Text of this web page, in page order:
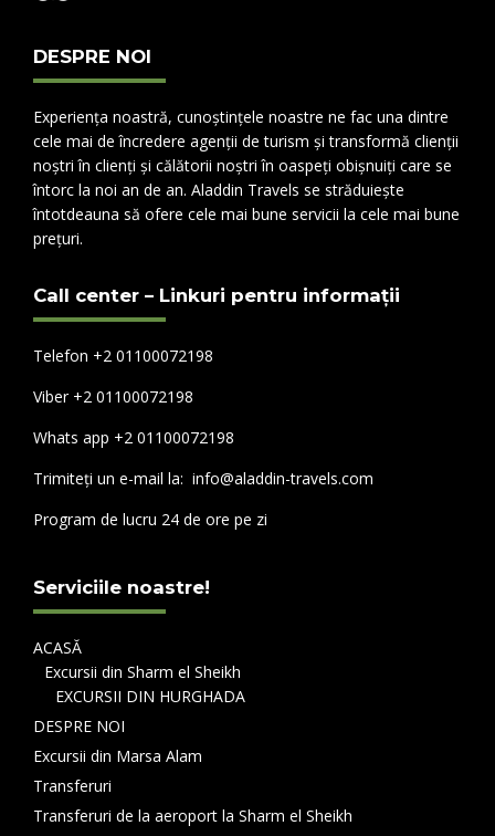
DESPRE NOI
Experiența noastră, cunoștințele noastre ne fac una dintre
cele mai de încredere agenții de turism și transformă clienții
noștri în clienți și călătorii noștri în oaspeți obișnuiți care se
întorc la noi an de an. Aladdin Travels se străduiește
întotdeauna să ofere cele mai bune servicii la cele mai bune
prețuri.
Call center – Linkuri pentru informații
Telefon +2 01100072198
Viber +2 01100072198
Whats app +2 01100072198
Trimiteți un e-mail la: info@aladdin-travels.com
Program de lucru 24 de ore pe zi
Serviciile noastre!
ACASĂ
Excursii din Sharm el Sheikh
EXCURSII DIN HURGHADA
DESPRE NOI
Excursii din Marsa Alam
Transferuri
Transferuri de la aeroport la Sharm el Sheikh